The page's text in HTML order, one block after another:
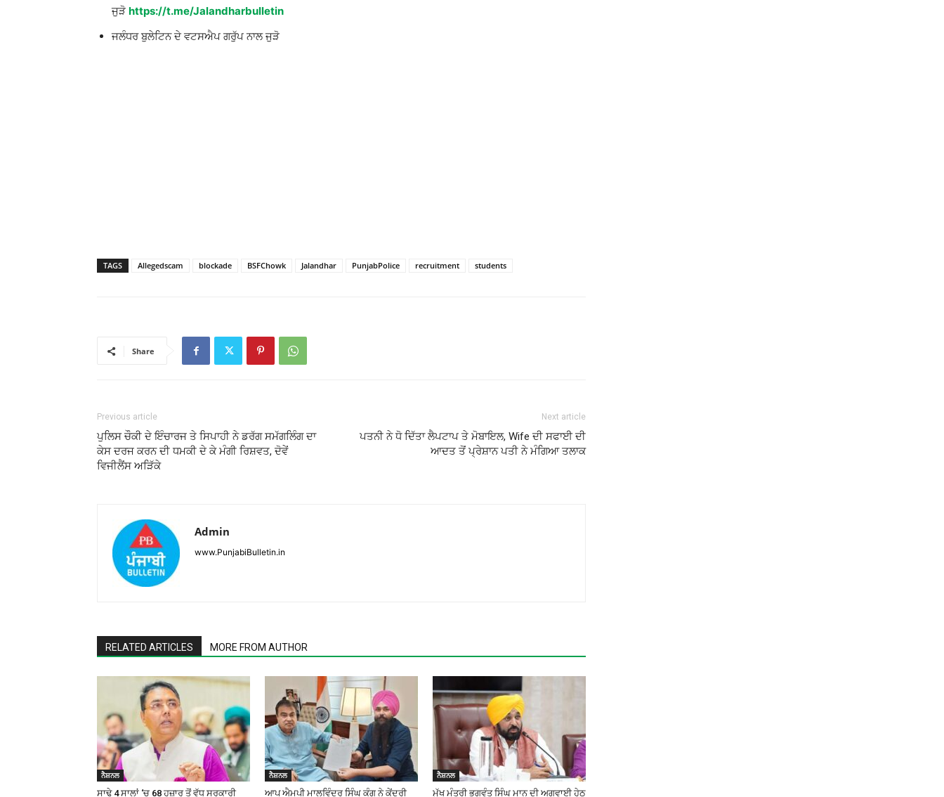
ਜੁੜੋ https://t.me/Jalandharbulletin
ਜਲੰਧਰ ਬੁਲੇਟਿਨ ਦੇ ਵਟਸਐਪ ਗਰੁੱਪ ਨਾਲ ਜੁੜੋ
TAGS Allegedscam blockade BSFChowk Jalandhar PunjabPolice recruitment students
Share
Previous article
ਪੁਲਿਸ ਚੌਕੀ ਦੇ ਇੰਚਾਰਜ ਤੇ ਸਿਪਾਹੀ ਨੇ ਡਰੱਗ ਸਮੱਗਲਿੰਗ ਦਾ
ਕੇਸ ਦਰਜ ਕਰਨ ਦੀ ਧਮਕੀ ਦੇ ਕੇ ਮੰਗੀ ਰਿਸ਼ਵਤ, ਦੋਵੇਂ
ਵਿਜੀਲੈਂਸ ਅੜਿੱਕੇ
Next article
ਪਤਨੀ ਨੇ ਧੋ ਦਿੱਤਾ ਲੈਪਟਾਪ ਤੇ ਮੋਬਾਇਲ, Wife ਦੀ ਸਫਾਈ ਦੀ
ਆਦਤ ਤੋਂ ਪ੍ਰੇਸ਼ਾਨ ਪਤੀ ਨੇ ਮੰਗਿਆ ਤਲਾਕ
Admin
www.PunjabiBulletin.in
RELATED ARTICLES MORE FROM AUTHOR
ਨੈਸ਼ਨਲ
ਸਾਢੇ 4 ਸਾਲਾਂ ‘ਚ 68 ਹਜ਼ਾਰ ਤੋਂ ਵੱਧ ਸਰਕਾਰੀ
ਨੈਸ਼ਨਲ
ਆਪ ਐਮਪੀ ਮਾਲਵਿੰਦਰ ਸਿੰਘ ਕੰਗ ਨੇ ਕੇਂਦਰੀ
ਨੈਸ਼ਨਲ
ਮੁੱਖ ਮੰਤਰੀ ਭਗਵੰਤ ਸਿੰਘ ਮਾਨ ਦੀ ਅਗਵਾਈ ਹੇਠ